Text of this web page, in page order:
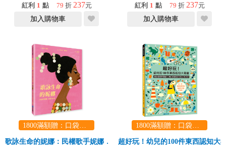
紅利 1 點 79 折 237元
加入購物車
紅利 1 點 79 折 237元
加入購物車
1800滿額贈：口袋玩具一份（隨機出貨） (summer read)
歌詠生命的妮娜：民權歌手妮娜．西蒙的故事
1800滿額贈：口袋玩具一份（隨機出貨） (summer read)
超好玩！幼兒的100件東西認知大